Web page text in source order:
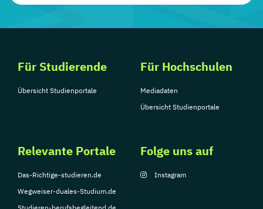
Für Studierende
Übersicht Studienportale
Für Hochschulen
Mediadaten
Übersicht Studienportale
Relevante Portale
Das-Richtige-studieren.de
Wegweiser-duales-Studium.de
Folge uns auf
Instagram